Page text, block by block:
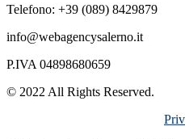
Telefono: +39 (089) 8429879
info@webagencysalerno.it
P.IVA 04898680659
© 2022 All Rights Reserved.